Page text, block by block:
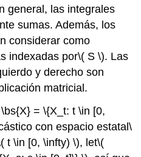
general, las integrales
sumas. Además, los
considerar como
indexadas por\( S \). Las
y derecho son
matricial.
= \{X_t: t \in [0,
con espacio estatal\
t \in [0, \infty) \), let\(